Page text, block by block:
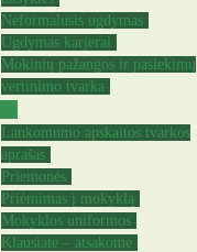
Neformalusis ugdymas
Ugdymas karjerai
Mokinių pažangos ir pasiekimų
vertinimo tvarka
Lankomumo apskaitos tvarkos
aprašas
Priemonės
Priėmimas į mokyklą
Mokyklos uniformos
Klausiate – atsakome